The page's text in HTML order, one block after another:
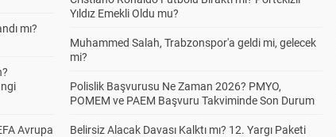
mı?
Avrupa
Yıldız Emekli Oldu mu?
Muhammed Salah, Trabzonspor'a geldi mi, gelecek
mi?
Polislik Başvurusu Ne Zaman 2026? PMYO,
POMEM ve PAEM Başvuru Takviminde Son Durum
Belirsiz Alacak Davası Kalktı mı? 12. Yargı Paketi